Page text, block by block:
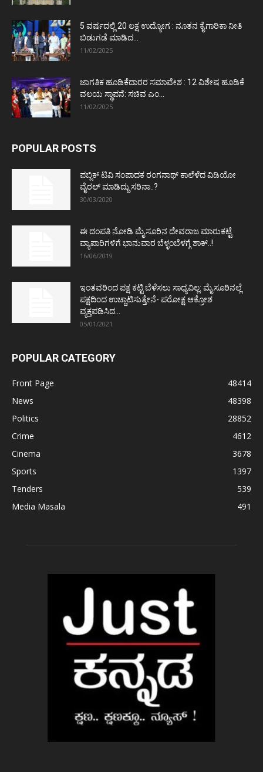
5 ವರ್ಷದಲ್ಲಿ 20 ಲಕ್ಷ ಉದ್ಯೋಗ : ನೂತನ ಕೈಗಾರಿಕಾ ನೀತಿ
ಬಿಡುಗಡೆ ಮಾಡಿದ...
11/02/2025
ಜಾಗತಿಕ ಹೂಡಿಕೆದಾರರ ಸಮಾವೇಶ : 12 ವಿಶೇಷ ಹೂಡಿಕೆ
ವಲಯ ಸ್ಥಾಪನೆ: ಸಚಿವ ಎಂ...
11/02/2025
POPULAR POSTS
ಪಬ್ಲಿಕ್ ಟಿವಿ ಸಂಪಾದಕ ರಂಗನಾಥ್ ಕಾಲೆಳೆದ ವಿಡಿಯೋ
ವೈರಲ್ ಮಾಡಿದ್ದು ಸರಿನಾ..?
30/03/2020
ಈ ದಂಪತಿ ನೋಡಿ ಮೈಸೂರಿನ ದೇವರಾಜ ಮಾರುಕಟ್ಟೆ
ವ್ಯಾಪಾರಿಗಳಿಗೆ ಭಾನುವಾರ ಬೆಳ್ಳಂಬೆಳಗ್ಗೆ ಶಾಕ್..!
16/06/2019
ಇಂತವರಿಂದ ಪಕ್ಷ ಕಟ್ಟಿ ಬೆಳೆಸಲು ಸಾಧ್ಯವಿಲ್ಲ: ಮೈಸೂರಿನಲ್ಲೆ
ಪಕ್ಷದಿಂದ ಉಚ್ಚಾಟಿಸುತ್ತೇನೆ- ಪರೋಕ್ಷ ಆಕ್ರೋಶ
ವ್ಯಕ್ತಪಡಿಸಿದ...
05/01/2021
POPULAR CATEGORY
Front Page
48414
News
48398
Politics
28852
Crime
4612
Cinema
3678
Sports
1397
Tenders
539
Media Masala
491